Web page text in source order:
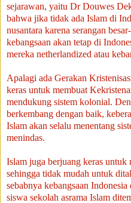
sejarawan, yaitu Dr Douwes
bahwa jika tidak ada Islam di
nusantara karena serangan
kebangsaan akan tetap di
mereka netherlandized atau
Apalagi ada Gerakan
keras untuk membuat
mendukung sistem kolonial.
berkembang dengan baik,
Islam akan selalu menentang
menindas.
Islam juga berjuang keras untuk
sehingga tidak mudah untuk
sebabnya kebangsaan
siswa sekolah asrama Islam